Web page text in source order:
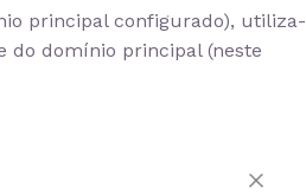
principal configurado), utiliza-
do domínio principal (neste